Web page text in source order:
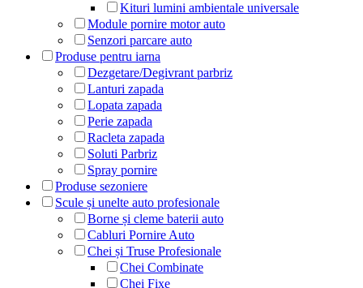
Kituri lumini ambientale universale
Module pornire motor auto
Senzori parcare auto
Produse pentru iarna
Dezgetare/Degivrant parbriz
Lanturi zapada
Lopata zapada
Perie zapada
Racleta zapada
Soluti Parbriz
Spray pornire
Produse sezoniere
Scule și unelte auto profesionale
Borne și cleme baterii auto
Cabluri Pornire Auto
Chei și Truse Profesionale
Chei Combinate
Chei Fixe